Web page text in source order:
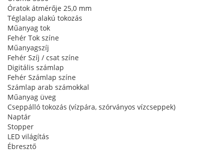
Óratok átmérője 25,0 mm
Téglalap alakú tokozás
Műanyag tok
Fehér Tok színe
Műanyagszíj
Fehér Szíj / csat színe
Digitális számlap
Fehér Számlap színe
Számlap arab számokkal
Műanyag üveg
Cseppálló tokozás (vízpára, szórványos vízcseppek)
Naptár
Stopper
LED világítás
Ébresztő